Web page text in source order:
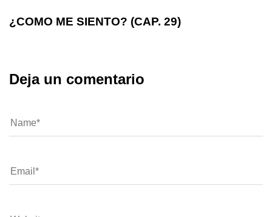
¿COMO ME SIENTO? (CAP. 29)
Deja un comentario